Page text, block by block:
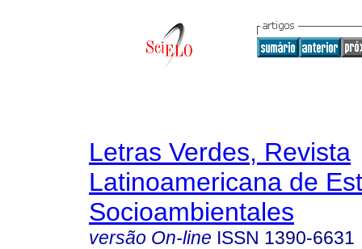
Letras Verdes, Revista
Latinoamericana de
Socioambientales
versão On-line ISSN 1390-6631